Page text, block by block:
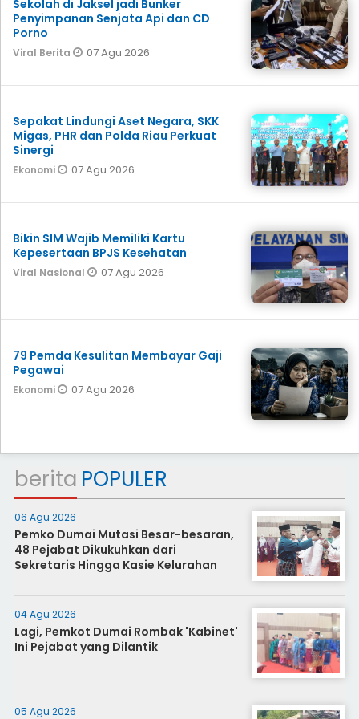
Sekolah di Jaksel jadi Bunker
Penyimpanan Senjata Api dan CD
Porno
Viral Berita 07 Agu 2026
Sepakat Lindungi Aset Negara, SKK
Migas, PHR dan Polda Riau Perkuat
Sinergi
Ekonomi 07 Agu 2026
Bikin SIM Wajib Memiliki Kartu
Kepesertaan BPJS Kesehatan
Viral Nasional 07 Agu 2026
79 Pemda Kesulitan Membayar Gaji
Pegawai
Ekonomi 07 Agu 2026
berita POPULER
06 Agu 2026
Pemko Dumai Mutasi Besar-besaran,
48 Pejabat Dikukuhkan dari
Sekretaris Hingga Kasie Kelurahan
04 Agu 2026
Lagi, Pemkot Dumai Rombak 'Kabinet'
Ini Pejabat yang Dilantik
05 Agu 2026